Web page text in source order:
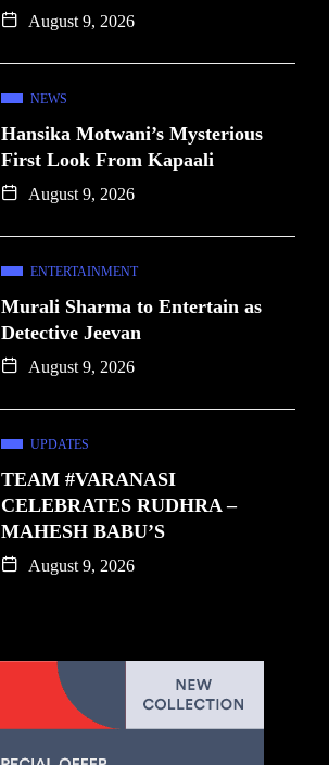
August 9, 2026
NEWS
Hansika Motwani’s Mysterious
First Look From Kapaali
August 9, 2026
ENTERTAINMENT
Murali Sharma to Entertain as
Detective Jeevan
August 9, 2026
UPDATES
TEAM #VARANASI
CELEBRATES RUDHRA –
MAHESH BABU’S
August 9, 2026